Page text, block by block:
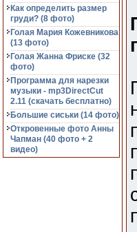
Как определить размер
груди? (8 фото)
Голая Мария Кожевникова
(13 фото)
Голая Жанна Фриске (32
фото)
Программа для нарезки
музыки - mp3DirectCut
2.11 (cкачать бесплатно)
Большие сиськи (14 фото)
Откровенные фото Анны
Чапман (40 фото + 2
видео)